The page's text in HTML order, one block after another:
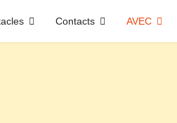
Contacts AVEC